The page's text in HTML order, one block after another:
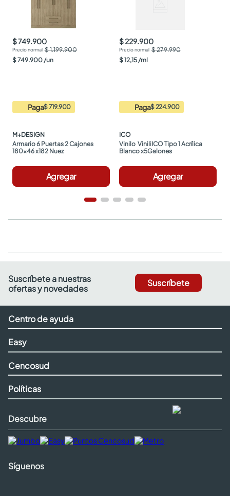
$ 749.900
$ 1.199.900
$749.900 /un
Paga$ 719.900
M+DESIGN
Armario 6 Puertas 2 Cajones
180x46 x182 Nuez
Agregar
$ 229.900
$ 279.990
$12,15 /ml
Paga$ 224.900
ICO
Vinilo  ViniliICO Tipo 1 Acrílica
Blanco x5Galones
Agregar
Suscríbete a nuestras
ofertas y novedades
Suscríbete
Centro de ayuda
Easy
Cencosud
Políticas
Descubre
Síguenos